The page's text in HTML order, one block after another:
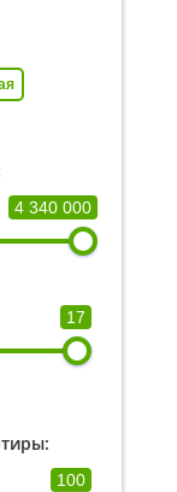
4 340 000
17
100